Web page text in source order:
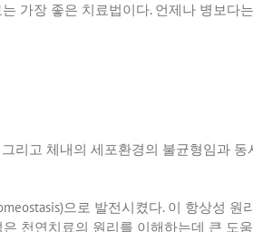
가장 좋은 치료법이다. 언제나 병보다
그리고 체내의 세포환경의 불균형임과 동
으로 발전시켰다. 이 항상성 원
천연치료의 원리를 이해하는데 큰 도